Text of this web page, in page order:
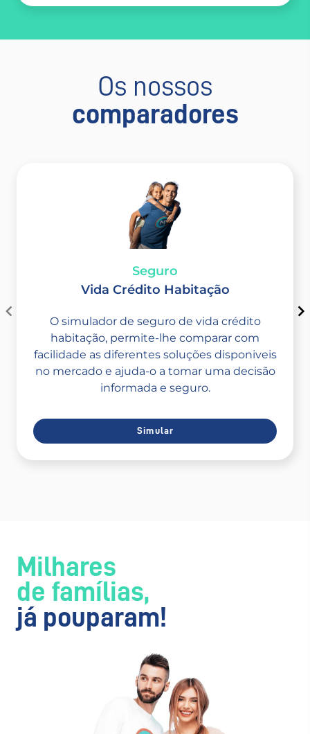
Os nossos
comparadores
Seguro​
Vida Crédito Habitação​
O simulador de seguro de vida crédito
habitação, permite-lhe comparar com
facilidade as diferentes soluções disponiveis
no mercado e ajuda-o a tomar uma decisão
informada e seguro.
Simular
Milhares
de famílias,
já pouparam!